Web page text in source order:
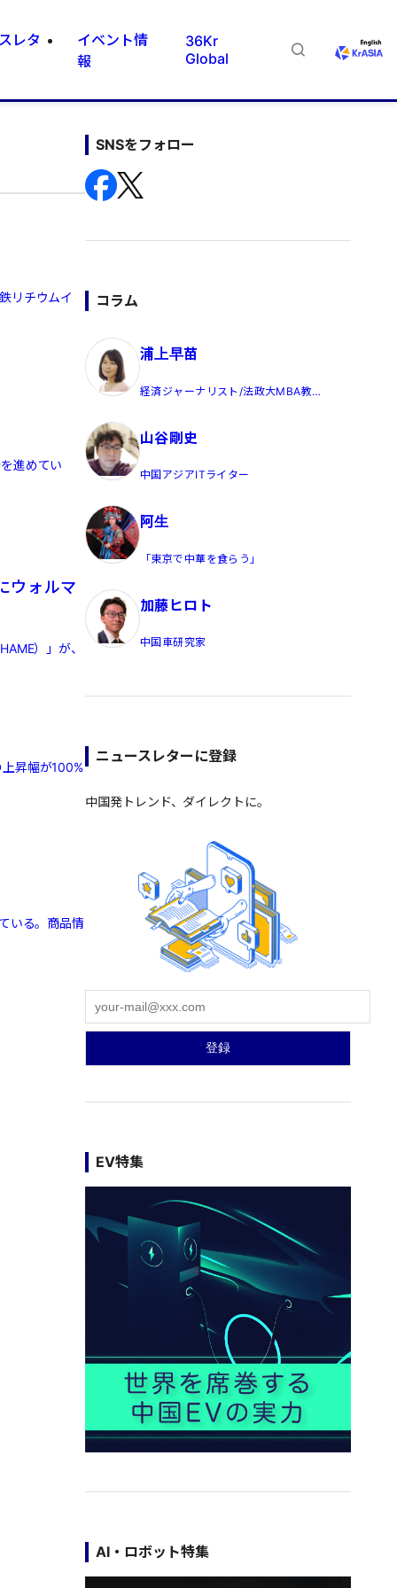
レタ
イベント情
報
36Kr
Global
リチウムイ
進めてい
ウォルマ
）」が、
昇幅が100%
いる。商品情
SNSをフォロー
コラム
浦上早苗
経済ジャーナリスト/法政大MBA教
山谷剛史
中国アジアITライター
阿生
「東京で中華を食らう」
加藤ヒロト
中国車研究家
ニュースレターに登録
中国発トレンド、ダイレクトに。
EV特集
AI・ロボット特集